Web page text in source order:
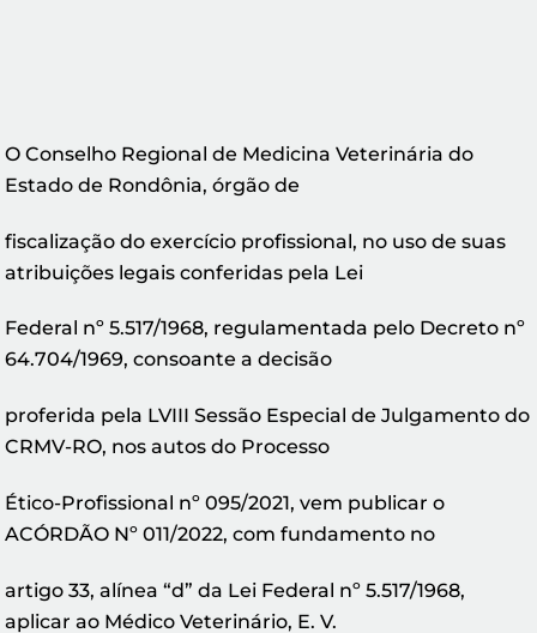
O Conselho Regional de Medicina Veterinária do
Estado de Rondônia, órgão de
fiscalização do exercício profissional, no uso de suas
atribuições legais conferidas pela Lei
Federal nº 5.517/1968, regulamentada pelo Decreto nº
64.704/1969, consoante a decisão
proferida pela LVIII Sessão Especial de Julgamento do
CRMV-RO, nos autos do Processo
Ético-Profissional nº 095/2021, vem publicar o
ACÓRDÃO Nº 011/2022, com fundamento no
artigo 33, alínea “d” da Lei Federal nº 5.517/1968,
aplicar ao Médico Veterinário, E. V.